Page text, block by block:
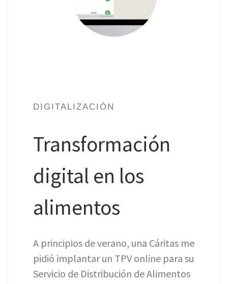
DIGITALIZACIÓN
Transformación
digital en los
alimentos
A principios de verano, una Cáritas me
pidió implantar un TPV online para su
Servicio de Distribución de Alimentos